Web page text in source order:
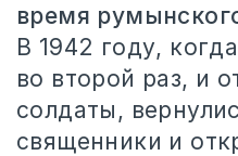
время
В 1942 году,
во второй раз, и
солдаты,
священники и